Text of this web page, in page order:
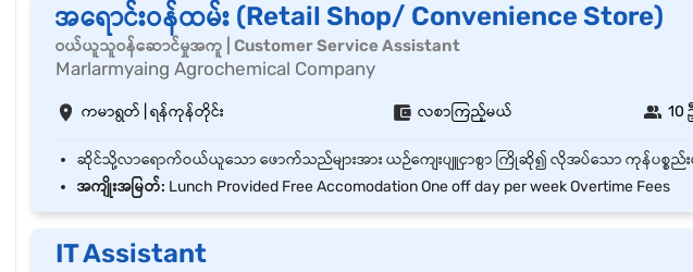
အရောင်းဝန်ထမ်း (Retail Shop/ Convenience Store)
ဝယ်ယူသူဝန်ဆောင်မှုအကူ | Customer Service Assistant
Marlarmyaing Agrochemical Company
ကမာရွတ် | ရန်ကုန်တိုင်း လစာကြည့်မယ် 10
အကျိုးအမြတ်: Lunch Provided Free Accomodation One off day per week Overtime Fees
IT Assistant